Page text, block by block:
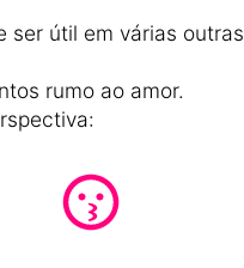
ser útil em várias outras
rumo ao amor.